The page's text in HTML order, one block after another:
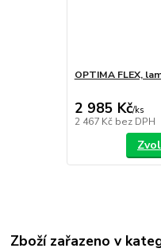
OPTIMA FLEX,
2 985 Kč/ks
2 467 Kč bez DPH
Zboží zařazeno v